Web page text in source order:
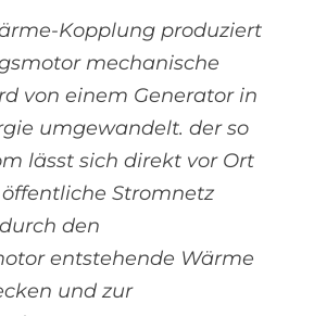
Kopplung produziert
mechanische
von einem Generator in
umgewandelt. der so
lässt sich direkt vor Ort
Stromnetz
den
entstehende Wärme
und zur